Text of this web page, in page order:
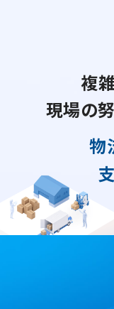
複
現場の
物